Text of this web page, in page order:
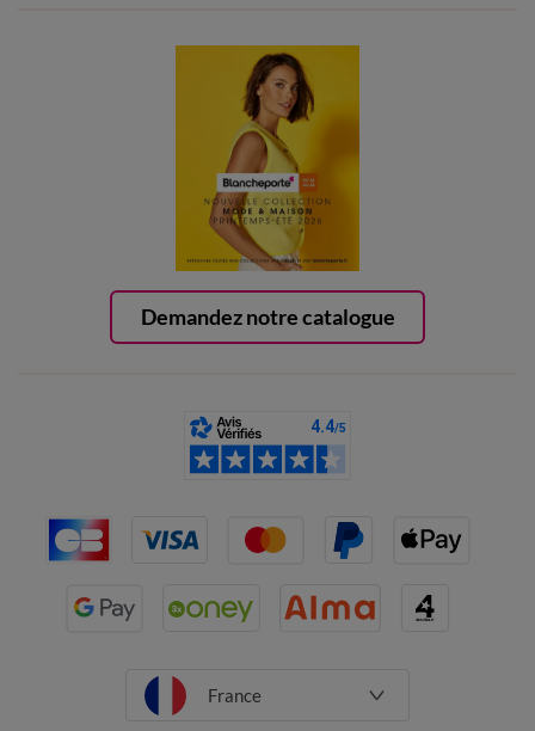
Demandez notre catalogue
France